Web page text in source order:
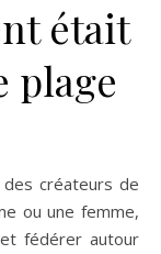
était
plage
créateurs de
ou une femme,
fédérer autour